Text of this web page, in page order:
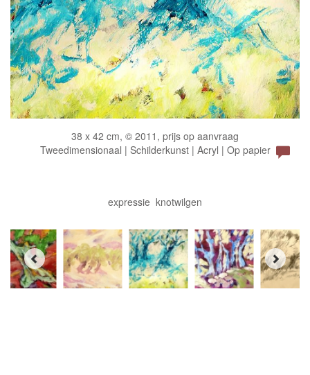
38 x 42 cm, © 2011, prijs op aanvraag
Tweedimensionaal | Schilderkunst | Acryl | Op papier
expressie knotwilgen